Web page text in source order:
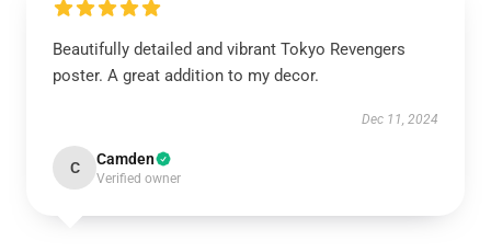
Beautifully detailed and vibrant Tokyo Revengers
poster. A great addition to my decor.
Dec 11, 2024
C Camden
Verified owner